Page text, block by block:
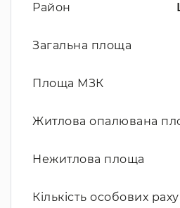
Район
Загальна площа
Площа МЗК
Житлова опалювана
Нежитлова площа
Кількість особових